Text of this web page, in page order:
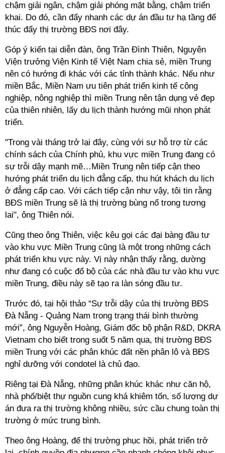
chậm giải ngân, chậm giải phóng mặt bằng, chậm triển
khai. Do đó, cần đẩy nhanh các dự án đầu tư hạ tầng để
thúc đẩy thị trường BĐS nơi đây.
Góp ý kiến tại diễn đàn, ông Trần Đình Thiên, Nguyên
Viện trưởng Viện Kinh tế Việt Nam chia sẻ, miền Trung
nên có hướng đi khác với các tỉnh thành khác. Nếu như
miền Bắc, Miền Nam ưu tiên phát triển kinh tế công
nghiệp, nông nghiệp thì miền Trung nên tận dụng vẻ đẹp
của thiên nhiên, lấy du lịch thành hướng mũi nhọn phát
triển.
"Trong vài tháng trở lại đây, cùng với sự hỗ trợ từ các
chính sách của Chính phủ, khu vực miền Trung đang có
sự trỗi dậy mạnh mẽ…Miền Trung nên tiếp cận theo
hướng phát triển du lịch đẳng cấp, thu hút khách du lịch
ở đẳng cấp cao. Với cách tiếp cận như vậy, tôi tin rằng
BĐS miền Trung sẽ là thị trường bùng nổ trong tương
lai", ông Thiên nói.
Cũng theo ông Thiên, việc kêu gọi các đại bàng đầu tư
vào khu vực Miền Trung cũng là một trong những cách
phát triển khu vực này. Vị này nhận thấy rằng, dường
như đang có cuộc đổ bộ của các nhà đầu tư vào khu vực
miền Trung, điều này sẽ tạo ra làn sóng đầu tư.
Trước đó, tại hội thảo “Sự trỗi dậy của thị trường BĐS
Đà Nẵng - Quảng Nam trong trạng thái bình thường
mới”, ông Nguyễn Hoàng, Giám đốc bộ phận R&D, DKRA
Vietnam cho biết trong suốt 5 năm qua, thị trường BĐS
miền Trung với các phân khúc đất nền phân lô và BĐS
nghỉ dưỡng với condotel là chủ đạo.
Riêng tại Đà Nẵng, những phân khúc khác như căn hộ,
nhà phố/biệt thự nguồn cung khá khiêm tốn, số lượng dự
án đưa ra thị trường không nhiều, sức cầu chung toàn thị
trường ở mức trung bình.
Theo ông Hoàng, để thị trường phục hồi, phát triển trở